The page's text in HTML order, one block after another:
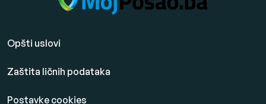
Opšti uslovi
Zaštita ličnih podataka
Postavke cookies